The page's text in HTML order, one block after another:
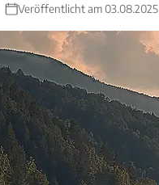
Veröffentlicht am 03.08.2025